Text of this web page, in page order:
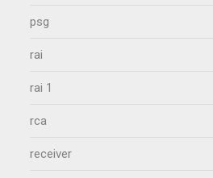
psg
rai
rai 1
rca
receiver